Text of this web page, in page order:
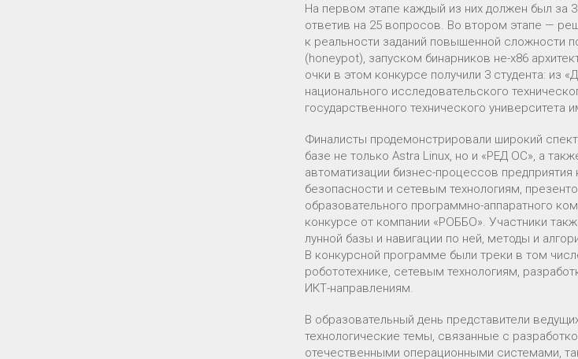
На первом этапе каждый из них должен был за
ответив на 25 вопросов. Во втором этапе —
к реальности заданий повышенной сложности
(honeypot), запуском бинарников не-х86
очки в этом конкурсе получили 3 студента: из
национального исследовательского
государственного технического университета
Финалисты продемонстрировали широкий
базе не только Astra Linux, но и «РЕД ОС», а
автоматизации бизнес-процессов
безопасности и сетевым технологиям,
образовательного программно-аппаратного
конкурсе от компании «РОББО». Участники
лунной базы и навигации по ней, методы и
В конкурсной программе были треки в том
робототехнике, сетевым технологиям,
ИКТ-направлениям.
В образовательный день представители
технологические темы, связанные с
отечественными операционными системами,